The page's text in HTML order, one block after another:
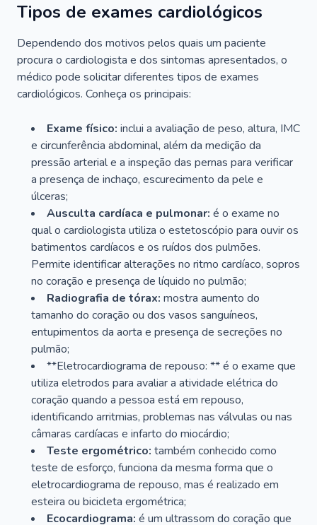
Tipos de exames cardiológicos
Dependendo dos motivos pelos quais um paciente
procura o cardiologista e dos sintomas apresentados, o
médico pode solicitar diferentes tipos de exames
cardiológicos. Conheça os principais:
Exame físico: inclui a avaliação de peso, altura, IMC
e circunferência abdominal, além da medição da
pressão arterial e a inspeção das pernas para verificar
a presença de inchaço, escurecimento da pele e
úlceras;
Ausculta cardíaca e pulmonar: é o exame no
qual o cardiologista utiliza o estetoscópio para ouvir os
batimentos cardíacos e os ruídos dos pulmões.
Permite identificar alterações no ritmo cardíaco, sopros
no coração e presença de líquido no pulmão;
Radiografia de tórax: mostra aumento do
tamanho do coração ou dos vasos sanguíneos,
entupimentos da aorta e presença de secreções no
pulmão;
**Eletrocardiograma de repouso: ** é o exame que
utiliza eletrodos para avaliar a atividade elétrica do
coração quando a pessoa está em repouso,
identificando arritmias, problemas nas válvulas ou nas
câmaras cardíacas e infarto do miocárdio;
Teste ergométrico: também conhecido como
teste de esforço, funciona da mesma forma que o
eletrocardiograma de repouso, mas é realizado em
esteira ou bicicleta ergométrica;
Ecocardiograma: é um ultrassom do coração que